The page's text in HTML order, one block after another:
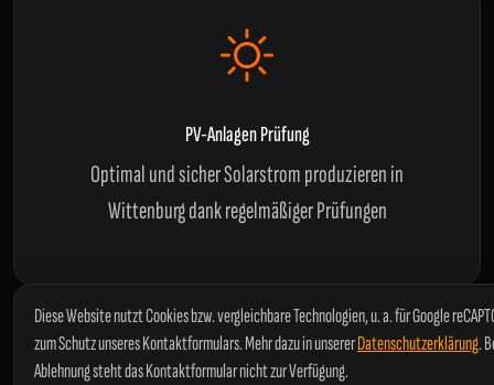
PV-Anlagen Prüfung
Optimal und sicher Solarstrom produzieren in
Wittenburg dank regelmäßiger Prüfungen
Alles weitere zu Arten von Prüfungen und den verschiedenen
Normen erfahren Sie in unseremkurzen Ratgeber.
Diese Website nutzt Cookies bzw. vergleichbare Technologien, u. a. für Google
zum Schutz unseres Kontaktformulars. Mehr dazu in unsererDatenschutzerklärung.
Ablehnung steht das Kontaktformular nicht zur Verfügung.